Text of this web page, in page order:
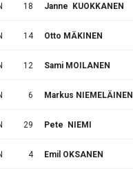
18 Janne KUOKKANEN
14 Otto MÄKINEN
12 Sami MOILANEN
6 Markus NIEMELÄINEN
29 Pete NIEMI
4 Emil OKSANEN